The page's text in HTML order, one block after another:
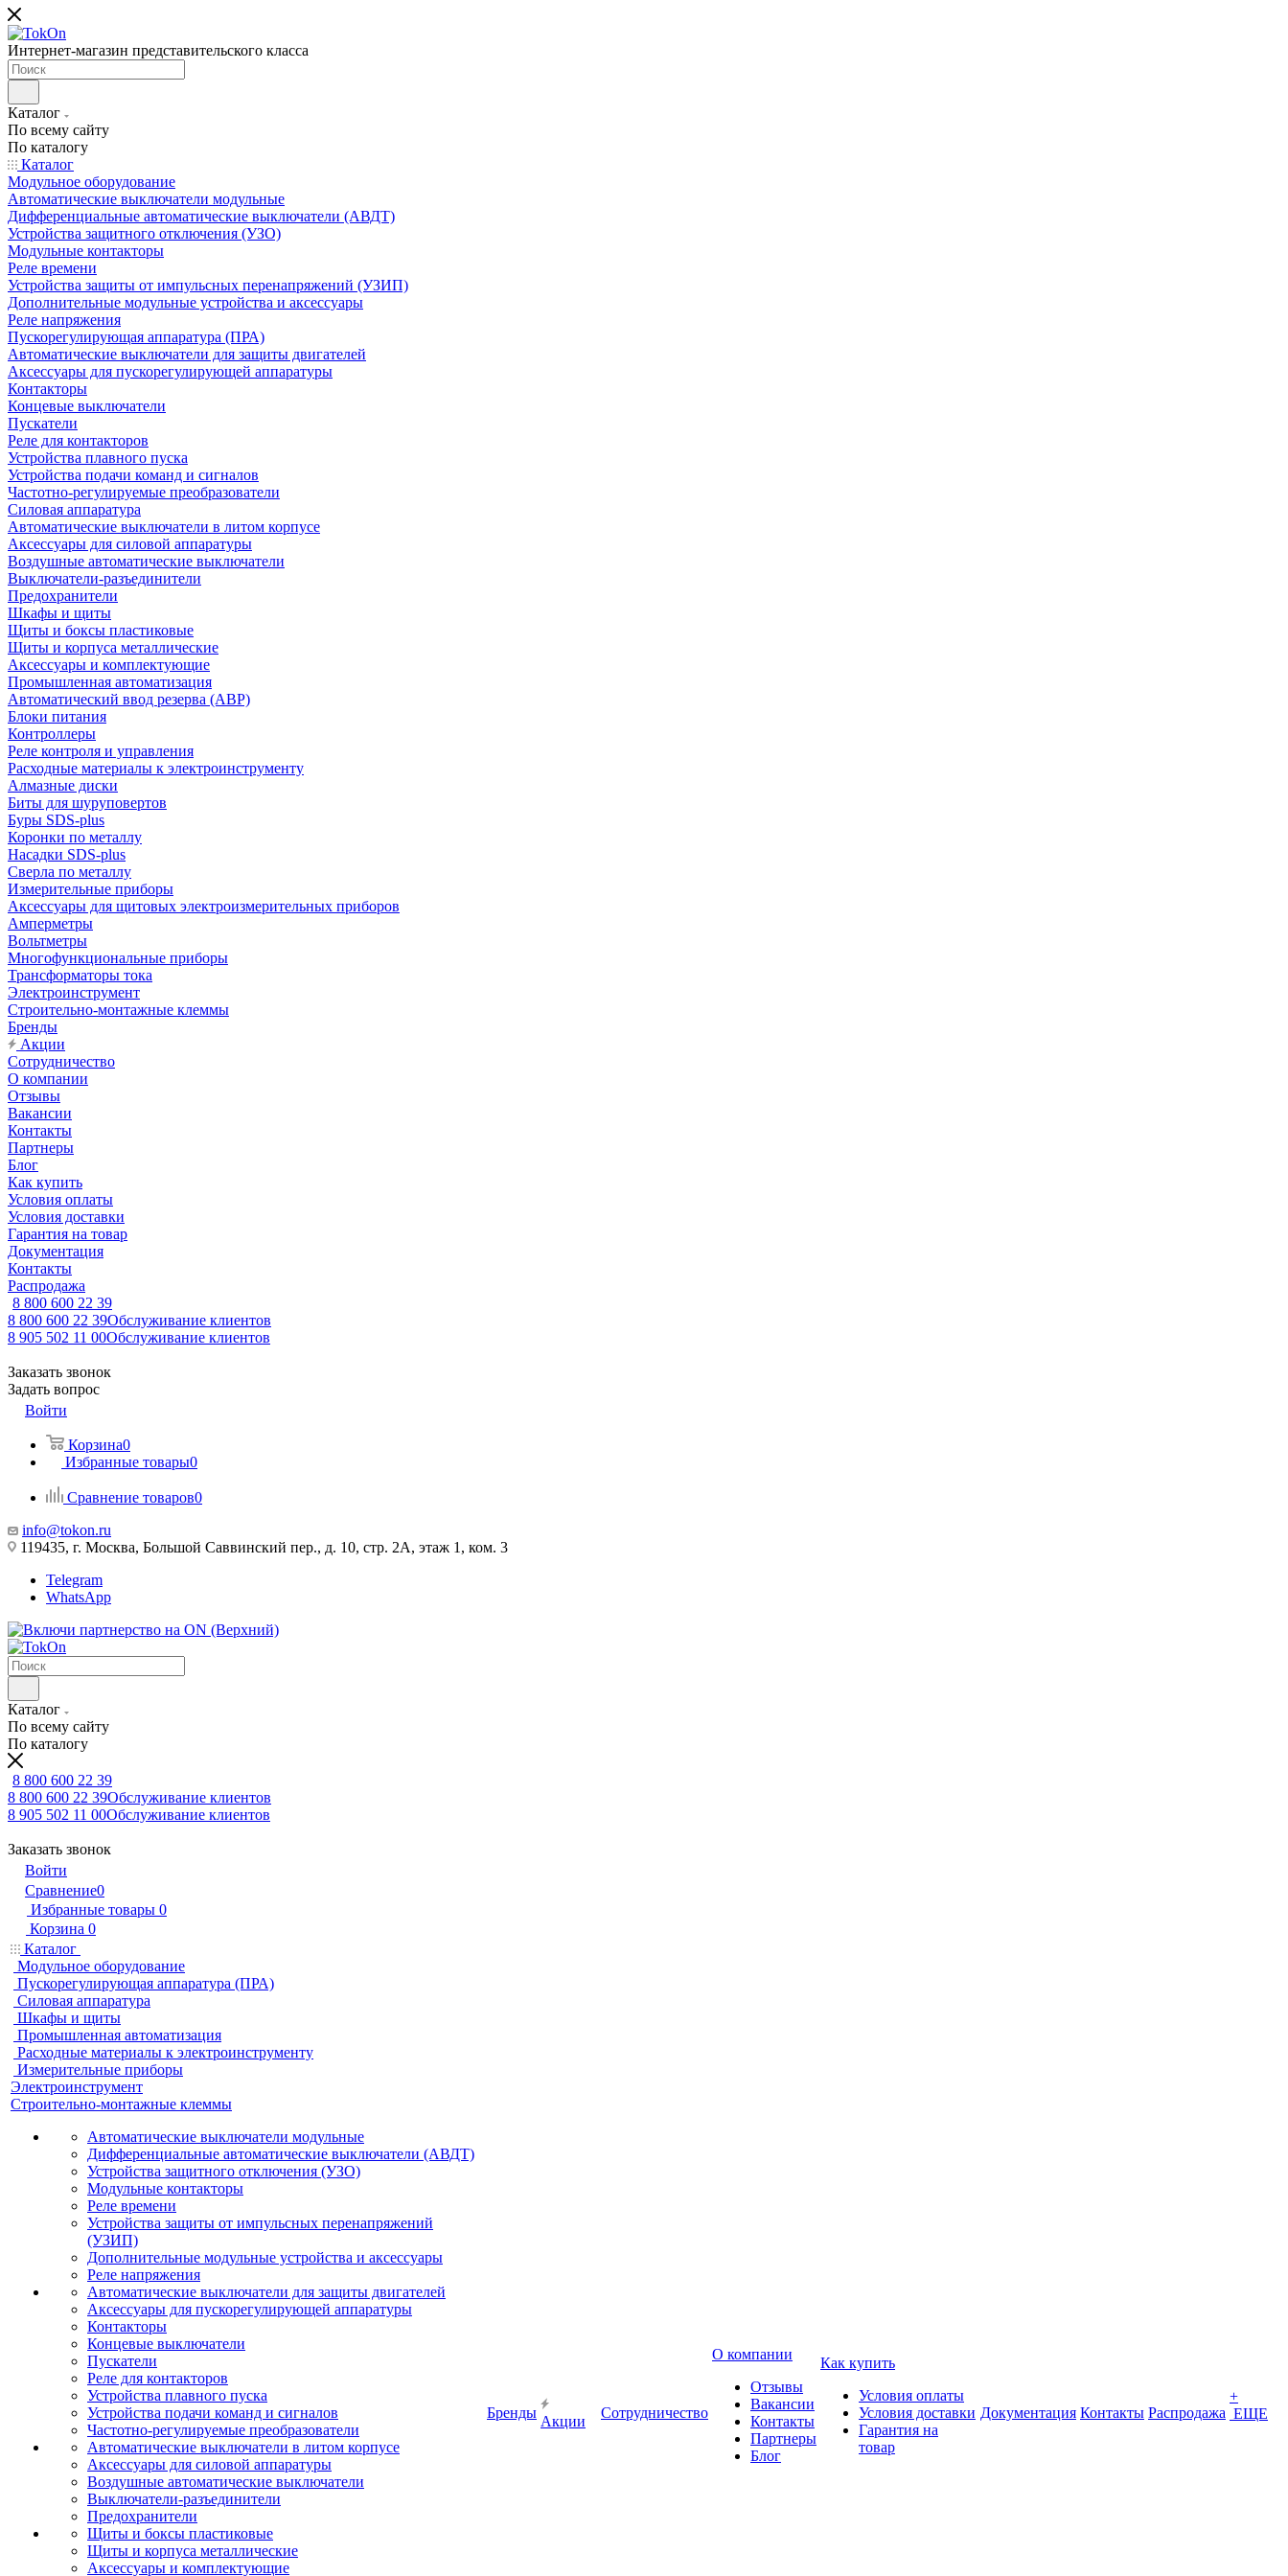
Интернет-магазин представительского класса
Каталог
По всему сайту
По каталогу
Каталог
Модульное оборудование
Автоматические выключатели модульные
Дифференциальные автоматические выключатели (АВДТ)
Устройства защитного отключения (УЗО)
Модульные контакторы
Реле времени
Устройства защиты от импульсных перенапряжений (УЗИП)
Дополнительные модульные устройства и аксессуары
Реле напряжения
Пускорегулирующая аппаратура (ПРА)
Автоматические выключатели для защиты двигателей
Аксессуары для пускорегулирующей аппаратуры
Контакторы
Концевые выключатели
Пускатели
Реле для контакторов
Устройства плавного пуска
Устройства подачи команд и сигналов
Частотно-регулируемые преобразователи
Силовая аппаратура
Автоматические выключатели в литом корпусе
Аксессуары для силовой аппаратуры
Воздушные автоматические выключатели
Выключатели-разъединители
Предохранители
Шкафы и щиты
Щиты и боксы пластиковые
Щиты и корпуса металлические
Аксессуары и комплектующие
Промышленная автоматизация
Автоматический ввод резерва (АВР)
Блоки питания
Контроллеры
Реле контроля и управления
Расходные материалы к электроинструменту
Алмазные диски
Биты для шуруповертов
Буры SDS-plus
Коронки по металлу
Насадки SDS-plus
Сверла по металлу
Измерительные приборы
Аксессуары для щитовых электроизмерительных приборов
Амперметры
Вольтметры
Многофункциональные приборы
Трансформаторы тока
Электроинструмент
Строительно-монтажные клеммы
Бренды
Акции
Сотрудничество
О компании
Отзывы
Вакансии
Контакты
Партнеры
Блог
Как купить
Условия оплаты
Условия доставки
Гарантия на товар
Документация
Контакты
Распродажа
8 800 600 22 39
8 800 600 22 39Обслуживание клиентов
8 905 502 11 00Обслуживание клиентов
Заказать звонок
Задать вопрос
Войти
Корзина0
Избранные товары0
Сравнение товаров0
info@tokon.ru
119435, г. Москва, Большой Саввинский пер., д. 10, стр. 2А, этаж 1, ком. 3
Telegram
WhatsApp
Каталог
По всему сайту
По каталогу
8 800 600 22 39
8 800 600 22 39Обслуживание клиентов
8 905 502 11 00Обслуживание клиентов
Заказать звонок
Войти
Сравнение0
Избранные товары 0
Корзина 0
Каталог
Модульное оборудование
Пускорегулирующая аппаратура (ПРА)
Силовая аппаратура
Шкафы и щиты
Промышленная автоматизация
Расходные материалы к электроинструменту
Измерительные приборы
Электроинструмент
Строительно-монтажные клеммы
Автоматические выключатели модульные
Дифференциальные автоматические выключатели (АВДТ)
Устройства защитного отключения (УЗО)
Модульные контакторы
Реле времени
Устройства защиты от импульсных перенапряжений
(УЗИП)
Дополнительные модульные устройства и аксессуары
Реле напряжения
Автоматические выключатели для защиты двигателей
Аксессуары для пускорегулирующей аппаратуры
Контакторы
Концевые выключатели
Пускатели
Реле для контакторов
Устройства плавного пуска
Устройства подачи команд и сигналов
Частотно-регулируемые преобразователи
Автоматические выключатели в литом корпусе
Аксессуары для силовой аппаратуры
Воздушные автоматические выключатели
Выключатели-разъединители
Предохранители
Щиты и боксы пластиковые
Щиты и корпуса металлические
Аксессуары и комплектующие
Бренды
Акции
Сотрудничество
О компании
Отзывы
Вакансии
Контакты
Партнеры
Блог
Как купить
Условия оплаты
Условия доставки
Гарантия на
товар
Документация Контакты Распродажа
+
ЕЩЕ